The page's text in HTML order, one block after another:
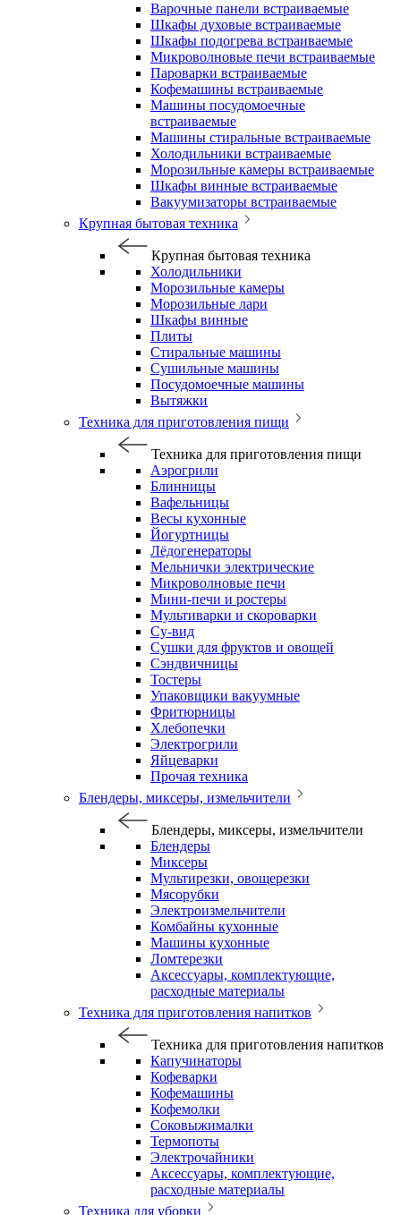
Варочные панели встраиваемые
Шкафы духовые встраиваемые
Шкафы подогрева встраиваемые
Микроволновые печи встраиваемые
Пароварки встраиваемые
Кофемашины встраиваемые
Машины посудомоечные
встраиваемые
Машины стиральные встраиваемые
Холодильники встраиваемые
Морозильные камеры встраиваемые
Шкафы винные встраиваемые
Вакуумизаторы встраиваемые
Крупная бытовая техника
Крупная бытовая техника
Холодильники
Морозильные камеры
Морозильные лари
Шкафы винные
Плиты
Стиральные машины
Сушильные машины
Посудомоечные машины
Вытяжки
Техника для приготовления пищи
Техника для приготовления пищи
Аэрогрили
Блинницы
Вафельницы
Весы кухонные
Йогуртницы
Лёдогенераторы
Мельнички электрические
Микроволновые печи
Мини-печи и ростеры
Мультиварки и скороварки
Су-вид
Сушки для фруктов и овощей
Сэндвичницы
Тостеры
Упаковщики вакуумные
Фритюрницы
Хлебопечки
Электрогрили
Яйцеварки
Прочая техника
Блендеры, миксеры, измельчители
Блендеры, миксеры, измельчители
Блендеры
Миксеры
Мультирезки, овощерезки
Мясорубки
Электроизмельчители
Комбайны кухонные
Машины кухонные
Ломтерезки
Аксессуары, комплектующие,
расходные материалы
Техника для приготовления напитков
Техника для приготовления напитков
Капучинаторы
Кофеварки
Кофемашины
Кофемолки
Соковыжималки
Термопоты
Электрочайники
Аксессуары, комплектующие,
расходные материалы
Техника для уборки